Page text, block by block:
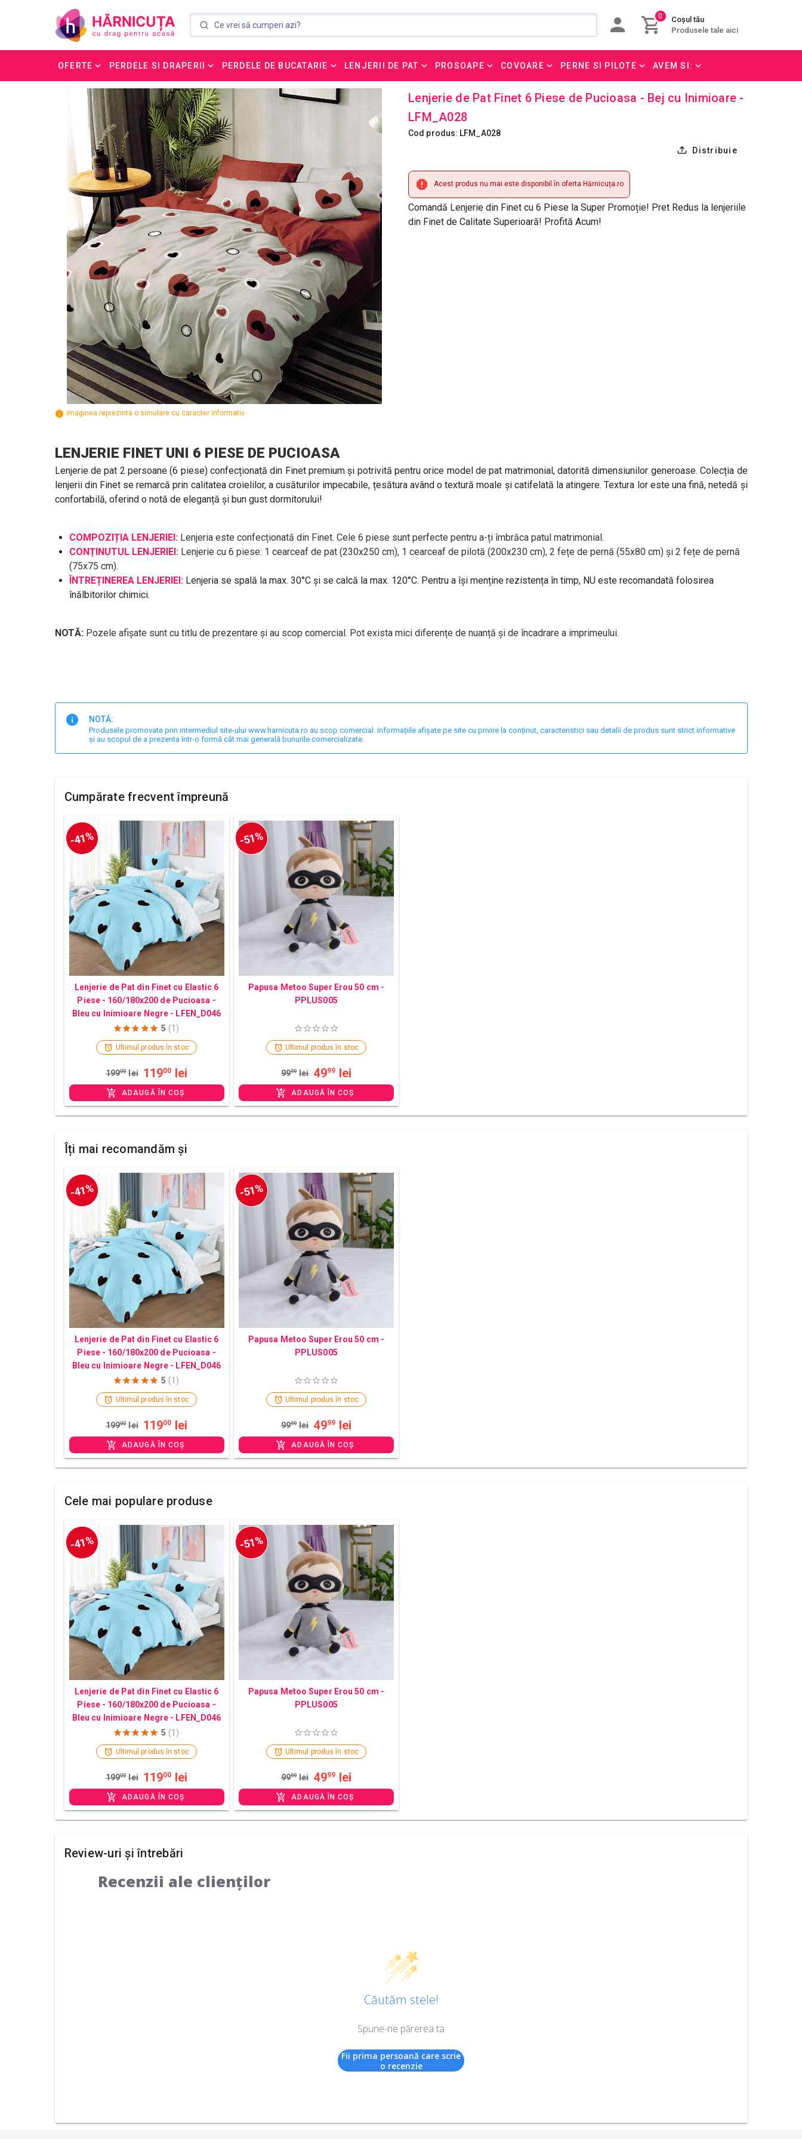
0
Coșul tău
Produsele tale aici
OFERTE PERDELE SI DRAPERII PERDELE DE BUCATARIE LENJERII DE PAT PROSOAPE COVOARE PERNE SI PILOTE AVEM SI:
imaginea reprezintă o simulare cu caracter informativ.
Lenjerie de Pat Finet 6 Piese de Pucioasa - Bej cu Inimioare -
LFM_A028
Cod produs: LFM_A028
Distribuie
Acest produs nu mai este disponibil în oferta Hărnicuța.ro
Comandă Lenjerie din Finet cu 6 Piese la Super Promoție! Pret Redus la lenjeriile
din Finet de Calitate Superioară! Profită Acum!
LENJERIE FINET UNI 6 PIESE DE PUCIOASA
Lenjerie de pat 2 persoane (6 piese) confecționată din Finet premium și potrivită pentru orice model de pat matrimonial, datorită dimensiunilor generoase. Colecția de
lenjerii din Finet se remarcă prin calitatea croielilor, a cusăturilor impecabile, țesătura având o textură moale și catifelată la atingere. Textura lor este una fină, netedă și
confortabilă, oferind o notă de eleganță și bun gust dormitorului!
COMPOZIȚIA LENJERIEI: Lenjeria este confecționată din Finet. Cele 6 piese sunt perfecte pentru a-ți îmbrăca patul matrimonial.
CONȚINUTUL LENJERIEI: Lenjerie cu 6 piese: 1 cearceaf de pat (230x250 cm), 1 cearceaf de pilotă (200x230 cm), 2 fețe de pernă (55x80 cm) și 2 fețe de pernă
(75x75 cm).
ÎNTREȚINEREA LENJERIEI: Lenjeria se spală la max. 30°C și se calcă la max. 120°C. Pentru a își menține rezistența în timp, NU este recomandată folosirea
înălbitorilor chimici.
NOTĂ: Pozele afișate sunt cu titlu de prezentare și au scop comercial. Pot exista mici diferențe de nuanță și de încadrare a imprimeului.
NOTĂ:
Produsele promovate prin intermediul site-ului www.harnicuta.ro au scop comercial. Informațiile afișate pe site cu privire la conținut, caracteristici sau detalii de produs sunt strict informative
și au scopul de a prezenta într-o formă cât mai generală bunurile comercializate.
Cumpărate frecvent împreună
-41%
Lenjerie de Pat din Finet cu Elastic 6
Piese - 160/180x200 de Pucioasa -
Bleu cu Inimioare Negre - LFEN_D046
5 (1)
Ultimul produs în stoc
19900 lei 11900 lei
ADAUGĂ ÎN COȘ
-51%
Papusa Metoo Super Erou 50 cm -
PPLUS005
Ultimul produs în stoc
9999 lei 4999 lei
ADAUGĂ ÎN COȘ
Îți mai recomandăm și
-41%
Lenjerie de Pat din Finet cu Elastic 6
Piese - 160/180x200 de Pucioasa -
Bleu cu Inimioare Negre - LFEN_D046
5 (1)
Ultimul produs în stoc
19900 lei 11900 lei
ADAUGĂ ÎN COȘ
-51%
Papusa Metoo Super Erou 50 cm -
PPLUS005
Ultimul produs în stoc
9999 lei 4999 lei
ADAUGĂ ÎN COȘ
Cele mai populare produse
-41%
Lenjerie de Pat din Finet cu Elastic 6
Piese - 160/180x200 de Pucioasa -
Bleu cu Inimioare Negre - LFEN_D046
5 (1)
Ultimul produs în stoc
19900 lei 11900 lei
ADAUGĂ ÎN COȘ
-51%
Papusa Metoo Super Erou 50 cm -
PPLUS005
Ultimul produs în stoc
9999 lei 4999 lei
ADAUGĂ ÎN COȘ
Review-uri și întrebări
Recenzii ale clienților
Căutăm stele!
Spune-ne părerea ta
Fii prima persoană care scrie
o recenzie